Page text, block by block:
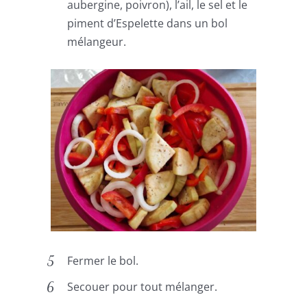
aubergine, poivron), l’ail, le sel et le
piment d’Espelette dans un bol
mélangeur.
Fermer le bol.
Secouer pour tout mélanger.